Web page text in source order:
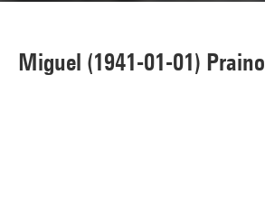
Miguel (1941-01-01) Praino